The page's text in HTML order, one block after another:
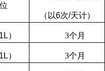
（以6次/天计）
1L） 3个月
1L） 3个月